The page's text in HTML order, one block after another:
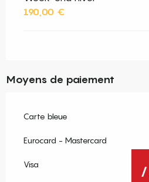
190,00 €
Moyens de paiement
Carte bleue
Eurocard - Mastercard
Visa